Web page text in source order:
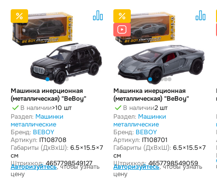
Машинка инерционная
(металлическая) "BeBoy"
В наличии>10 шт
Раздел: Машинки
металлические
Бренд: BEBOY
Артикул: IT108708
Габариты (ДxВxШ): 6.5 × 15.5 × 7
см
Штрихкод: 4657798549127
Авторизуйтесь, чтобы узнать
цену
Машинка инерционная
(металлическая) "BeBoy"
В наличии2 шт
Раздел: Машинки
металлические
Бренд: BEBOY
Артикул: IT108701
Габариты (ДxВxШ): 6.5 × 15.5 × 7
см
Штрихкод: 4657798549059
Авторизуйтесь, чтобы узнать
цену